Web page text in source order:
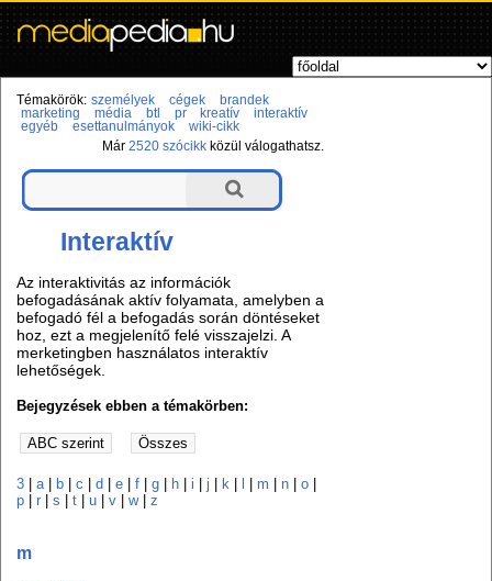
Témakörök: személyek cégek
brandek
marketing
média btl pr kreatív
interaktív
egyéb
esettanulmányok
wiki-cikk
Már2520 szócikk közül válogathatsz.
Interaktív
Az interaktivitás az információk
befogadásának aktív folyamata, amelyben a
befogadó fél a befogadás során döntéseket
hoz, ezt a megjelenítő felé visszajelzi. A
merketingben használatos interaktív
lehetőségek.
Bejegyzések ebben a témakörben:
3 |a| b |c |d |e |f |g h |i |j k |m |n |o
p |r |s |t |u |v |w|z
m